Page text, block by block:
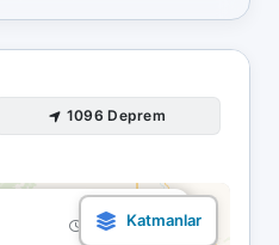
1096 Deprem
07.05 05:03
×